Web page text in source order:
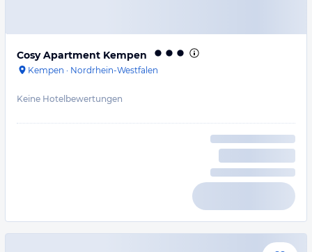
Cosy Apartment Kempen
Kempen · Nordrhein-Westfalen
Keine Hotelbewertungen